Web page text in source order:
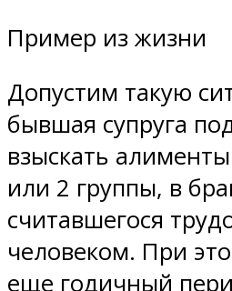
Пример из жизни
Допустим такую
бывшая супруга
взыскать
или 2 группы, в
считавшегося
человеком. При
еще годичный